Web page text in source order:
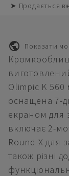
➤ Продається
Показати
Olimpic K 560
оснащена 7-
екраном для
включає 2-
Round X для
також різні